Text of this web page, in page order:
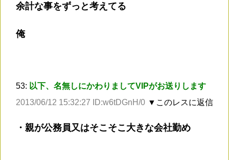
余計な事をずっと考えてる
俺
53: 以下、名無しにかわりましてVIPがお送りします
2013/06/12 15:32:27 ID:w6tDGnH/0 ▼このレスに返信
・親が公務員又はそこそこ大きな会社勤め